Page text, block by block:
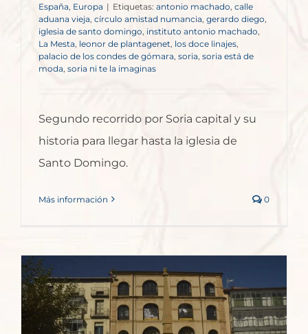
España Europa | Etiquetas: antonio machado calle
aduana vieja círculo amistad numancia gerardo diego,
iglesia de santo domingo instituto antonio machado
La Mesta leonor de plantagenet los doce linajes
palacio de los condes de gómara soria, soria está de
moda soria ni te la imaginas
Segundo recorrido por Soria capital y su
historia para llegar hasta la iglesia de
Santo Domingo.
Más información 0